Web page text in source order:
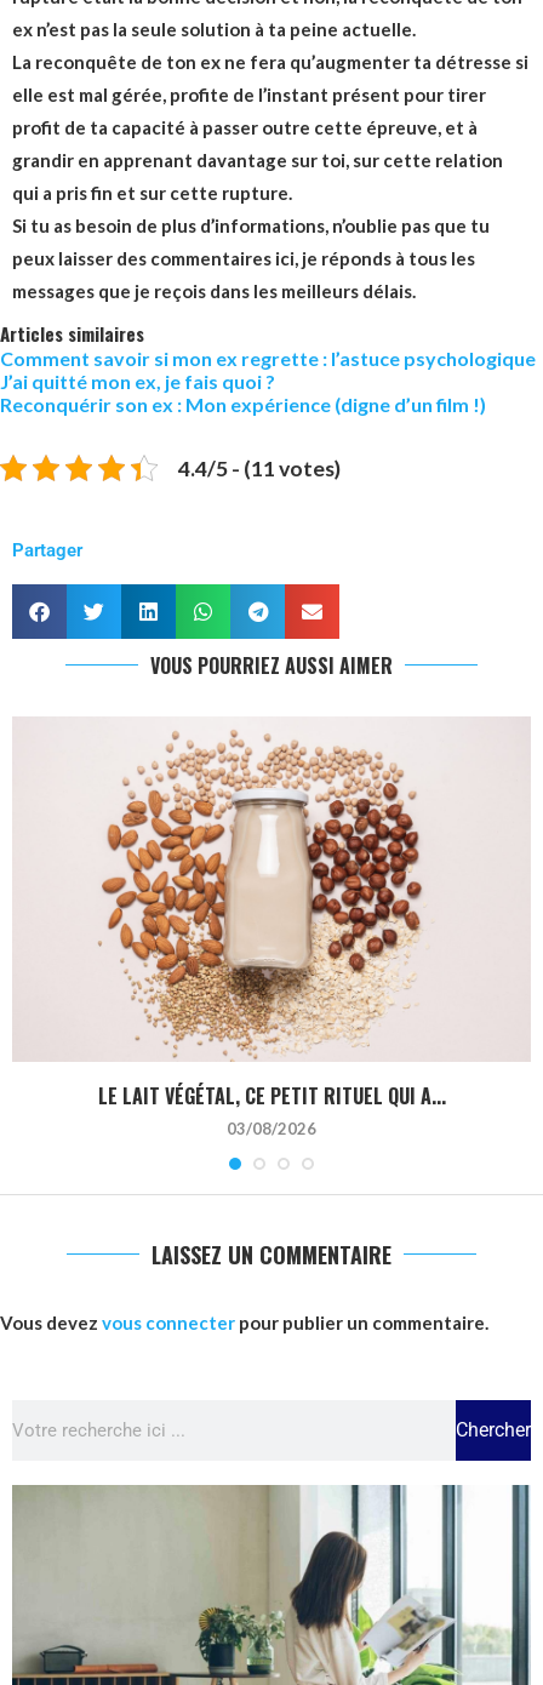
ex n’est pas la seule solution à ta peine actuelle.
La reconquête de ton ex ne fera qu’augmenter ta détresse si
elle est mal gérée, profite de l’instant présent pour tirer
profit de ta capacité à passer outre cette épreuve, et à
grandir en apprenant davantage sur toi, sur cette relation
qui a pris fin et sur cette rupture.
Si tu as besoin de plus d’informations, n’oublie pas que tu
peux laisser des commentaires ici, je réponds à tous les
messages que je reçois dans les meilleurs délais.
Articles similaires
Comment savoir si mon ex regrette : l’astuce psychologique
J’ai quitté mon ex, je fais quoi ?
Reconquérir son ex : Mon expérience (digne d’un film !)
4.4/5 - (11 votes)
Partager
VOUS POURRIEZ AUSSI AIMER
LE LAIT VÉGÉTAL, CE PETIT RITUEL QUI A...
03/08/2026
LAISSEZ UN COMMENTAIRE
Vous devez vous connecter pour publier un commentaire.
Chercher